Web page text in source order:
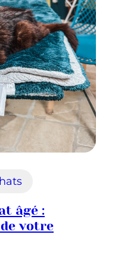
âgé :
votre